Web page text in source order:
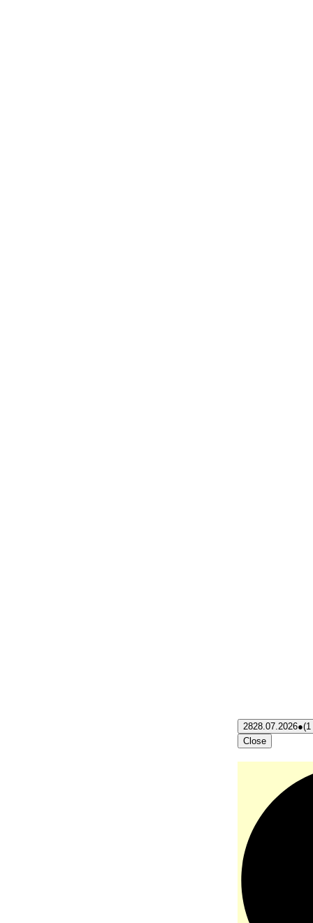
2828.07.2026●(1
Close